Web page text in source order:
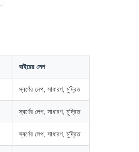
বাইরের লেপ
স্বর্ণের লেপ, সাধারণ, মুদ্রিত
স্বর্ণের লেপ, সাধারণ, মুদ্রিত
স্বর্ণের লেপ, সাধারণ, মুদ্রিত